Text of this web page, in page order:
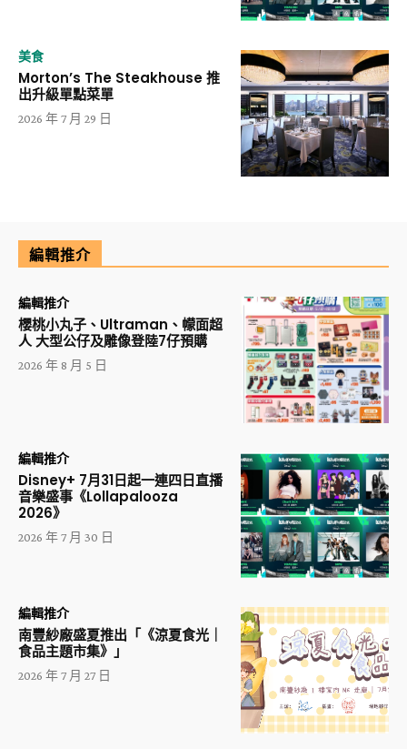
美食
Morton’s The Steakhouse 推
出升級單點菜單
2026 年 7 月 29 日
編輯推介
編輯推介
櫻桃小丸子、Ultraman、幪面超
人 大型公仔及雕像登陸7仔預購
2026 年 8 月 5 日
編輯推介
Disney+ 7月31日起一連四日直播
音樂盛事《Lollapalooza
2026》
2026 年 7 月 30 日
編輯推介
南豐紗廠盛夏推出「《涼夏食光｜
食品主題市集》」
2026 年 7 月 27 日